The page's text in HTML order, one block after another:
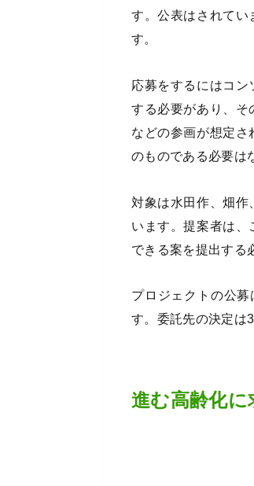
す。公表はされてい
す。
応募をするにはコ
する必要があり、そ
などの参画が想定
のものである必要は
対象は水田作、畑作
います。提案者は
できる案を提出する
プロジェクトの公
す。委託先の決定は
進む高齢化